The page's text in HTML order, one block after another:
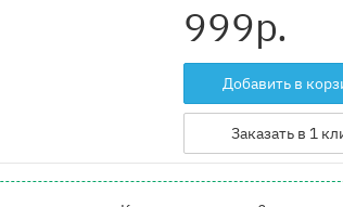
999р.
Добавить в
Заказать в 1